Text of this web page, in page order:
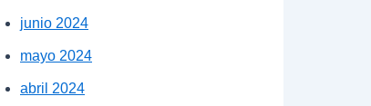
junio 2024
mayo 2024
abril 2024